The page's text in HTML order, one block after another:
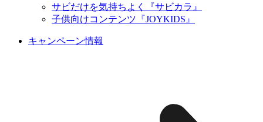
サビだけを気持ちよく『サビカラ』
子供向けコンテンツ『JOYKIDS』
キャンペーン情報